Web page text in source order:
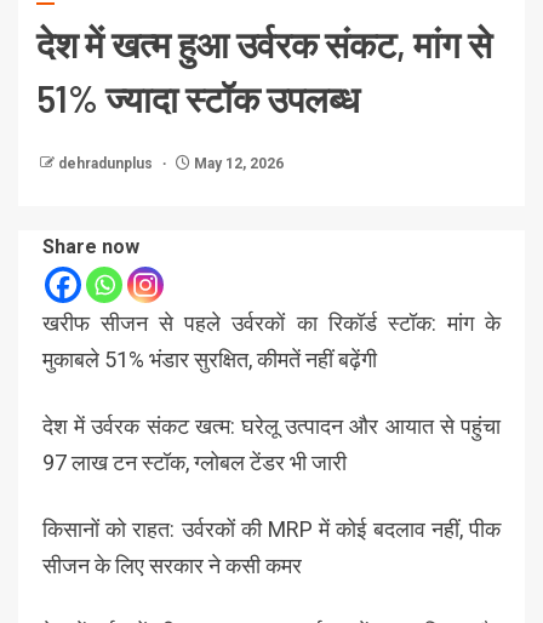
देश में खत्म हुआ उर्वरक संकट, मांग से
51% ज्यादा स्टॉक उपलब्ध
dehradunplus May 12, 2026
Share now
खरीफ सीजन से पहले उर्वरकों का रिकॉर्ड स्टॉक: मांग के
मुकाबले 51% भंडार सुरक्षित, कीमतें नहीं बढ़ेंगी
देश में उर्वरक संकट खत्म: घरेलू उत्पादन और आयात से पहुंचा
97 लाख टन स्टॉक, ग्लोबल टेंडर भी जारी
किसानों को राहत: उर्वरकों की MRP में कोई बदलाव नहीं, पीक
सीजन के लिए सरकार ने कसी कमर